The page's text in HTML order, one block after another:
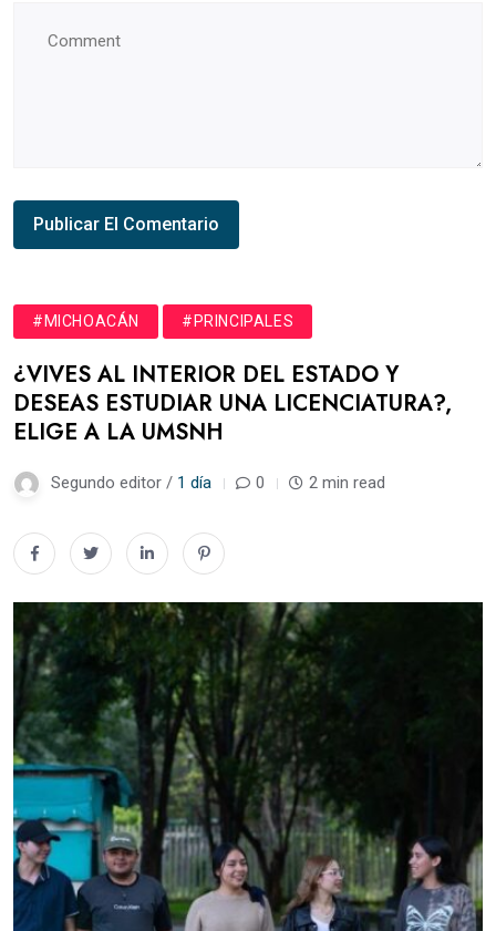
#MICHOACÁN #PRINCIPALES
¿VIVES AL INTERIOR DEL ESTADO Y
DESEAS ESTUDIAR UNA LICENCIATURA?,
ELIGE A LA UMSNH
Segundo editor / 1 día 0 2 min read